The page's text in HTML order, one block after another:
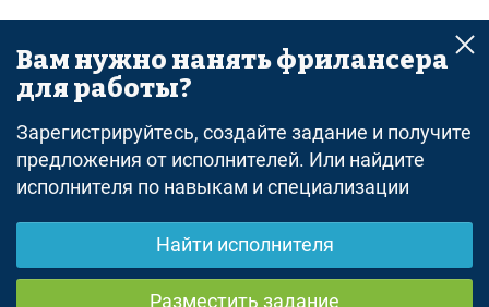
Помощь
Поиск
Оферта
Политика конфиденциальности
Дисклеймер о ЗоЗПП
Отказ от ответственности
Вам нужно нанять фрилансера
для работы?
Зарегистрируйтесь, создайте задание и получите
предложения от исполнителей. Или найдите
исполнителя по навыкам и специализации
Найти исполнителя
Разместить задание